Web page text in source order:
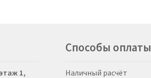
1,
Способы оплаты
Наличный расчёт